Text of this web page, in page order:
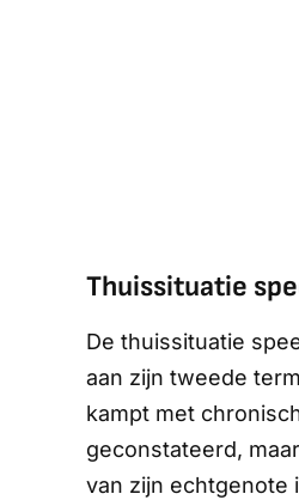
Thuissituatie
De thuissituatie
aan zijn tweede
kampt met
geconstateerd,
van zijn echtgenote